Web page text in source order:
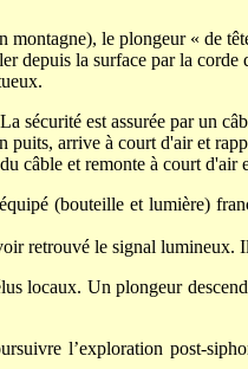
le plongeur « de
depuis la surface par la
est assurée par un
puits, arrive à court d'air et
câble et remonte à court d'air
(bouteille et lumière)
retrouvé le signal lumineux.
locaux. Un plongeur
l’exploration post-